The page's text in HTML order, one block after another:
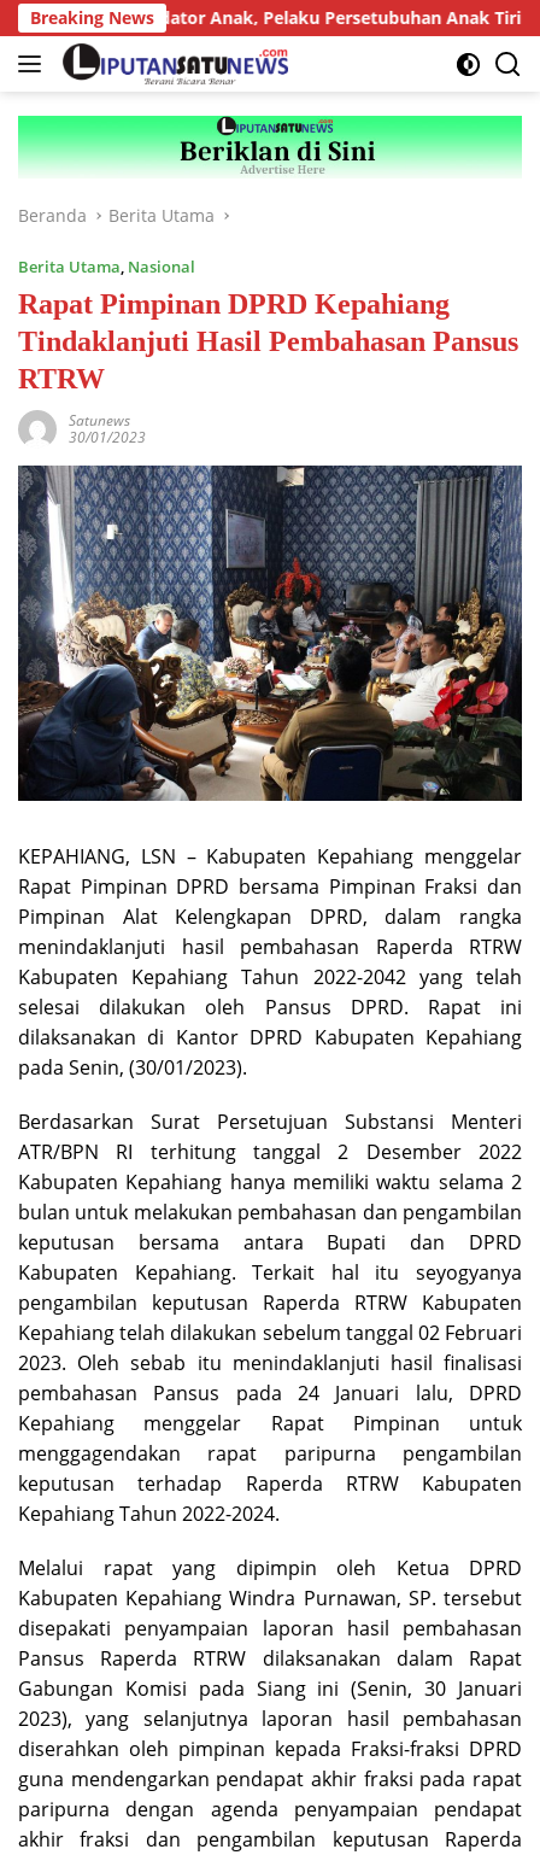
Langsung
ke
konten
Breaking News
Predator Anak, Pelaku Persetubuhan Anak Tiri Dituntut 19
Beranda Berita Utama
Berita Utama, Nasional
Rapat Pimpinan DPRD Kepahiang
Tindaklanjuti Hasil Pembahasan Pansus
RTRW
Satunews
30/01/2023
KEPAHIANG, LSN – Kabupaten Kepahiang menggelar
Rapat Pimpinan DPRD bersama Pimpinan Fraksi dan
Pimpinan Alat Kelengkapan DPRD, dalam rangka
menindaklanjuti hasil pembahasan Raperda RTRW
Kabupaten Kepahiang Tahun 2022-2042 yang telah
selesai dilakukan oleh Pansus DPRD. Rapat ini
dilaksanakan di Kantor DPRD Kabupaten Kepahiang
pada Senin, (30/01/2023).
Berdasarkan Surat Persetujuan Substansi Menteri
ATR/BPN RI terhitung tanggal 2 Desember 2022
Kabupaten Kepahiang hanya memiliki waktu selama 2
bulan untuk melakukan pembahasan dan pengambilan
keputusan bersama antara Bupati dan DPRD
Kabupaten Kepahiang. Terkait hal itu seyogyanya
pengambilan keputusan Raperda RTRW Kabupaten
Kepahiang telah dilakukan sebelum tanggal 02 Februari
2023. Oleh sebab itu menindaklanjuti hasil finalisasi
pembahasan Pansus pada 24 Januari lalu, DPRD
Kepahiang menggelar Rapat Pimpinan untuk
menggagendakan rapat paripurna pengambilan
keputusan terhadap Raperda RTRW Kabupaten
Kepahiang Tahun 2022-2024.
Melalui rapat yang dipimpin oleh Ketua DPRD
Kabupaten Kepahiang Windra Purnawan, SP. tersebut
disepakati penyampaian laporan hasil pembahasan
Pansus Raperda RTRW dilaksanakan dalam Rapat
Gabungan Komisi pada Siang ini (Senin, 30 Januari
2023), yang selanjutnya laporan hasil pembahasan
diserahkan oleh pimpinan kepada Fraksi-fraksi DPRD
guna mendengarkan pendapat akhir fraksi pada rapat
paripurna dengan agenda penyampaian pendapat
akhir fraksi dan pengambilan keputusan Raperda